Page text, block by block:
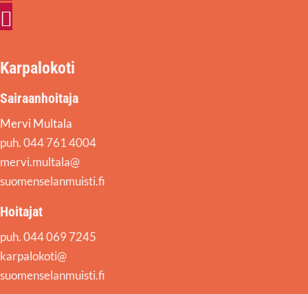
Facebook
Karpalokoti
Sairaanhoitaja
Mervi Multala
puh. 044 761 4004
mervi.multala@
suomenselanmuisti.fi
Hoitajat
puh. 044 069 7245
karpalokoti@
suomenselanmuisti.fi